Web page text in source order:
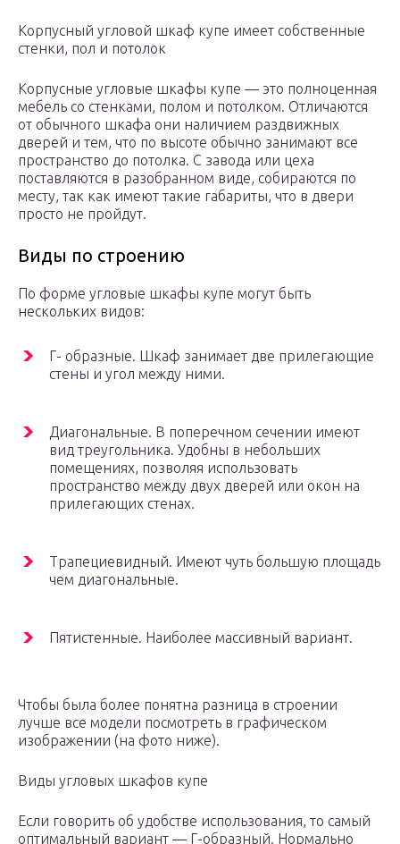
Корпусный угловой шкаф купе имеет собственные
стенки, пол и потолок
Корпусные угловые шкафы купе — это полноценная
мебель со стенками, полом и потолком. Отличаются
от обычного шкафа они наличием раздвижных
дверей и тем, что по высоте обычно занимают все
пространство до потолка. С завода или цеха
поставляются в разобранном виде, собираются по
месту, так как имеют такие габариты, что в двери
просто не пройдут.
Виды по строению
По форме угловые шкафы купе могут быть
нескольких видов:
Г- образные. Шкаф занимает две прилегающие
стены и угол между ними.
Диагональные. В поперечном сечении имеют
вид треугольника. Удобны в небольших
помещениях, позволяя использовать
пространство между двух дверей или окон на
прилегающих стенах.
Трапециевидный. Имеют чуть большую площадь
чем диагональные.
Пятистенные. Наиболее массивный вариант.
Чтобы была более понятна разница в строении
лучше все модели посмотреть в графическом
изображении (на фото ниже).
Виды угловых шкафов купе
Если говорить об удобстве использования, то самый
оптимальный вариант — Г-образный. Нормально